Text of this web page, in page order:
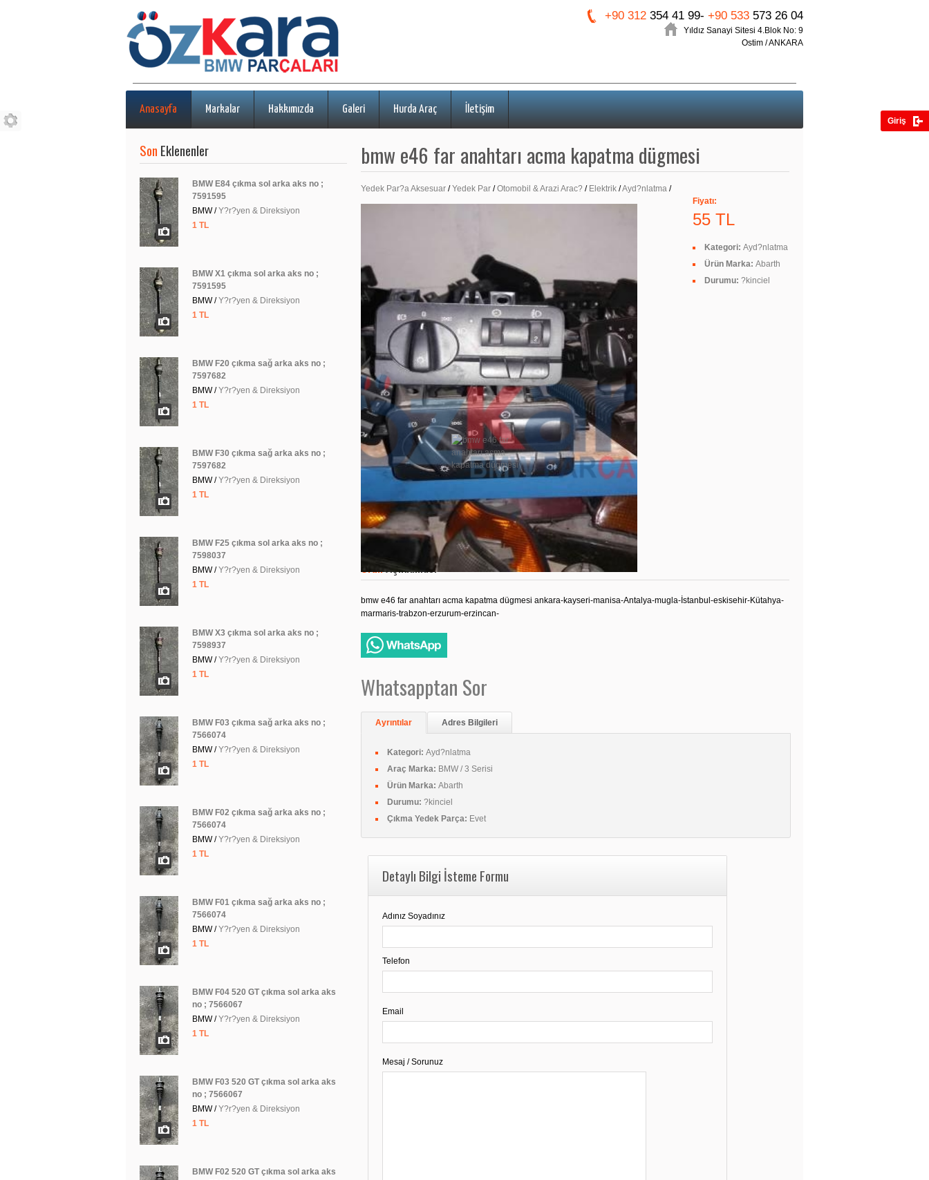
+90 312 354 41 99- +90 533 573 26 04
Yıldız Sanayi Sitesi 4.Blok No: 9
Ostim / ANKARA
Anasayfa Markalar Hakkımızda Galeri Hurda Araç İletişim
bmw e46 far anahtarı acma kapatma dügmesi
Yedek Par?a Aksesuar /Yedek Par /Otomobil & Arazi Arac? / Elektrik /Ayd?nlatma /
Mega Resimler
Fiyatı:
55 TL
Kategori: Ayd?nlatma
Ürün Marka: Abarth
Durumu: ?kinciel
ÜrünAçıklaması
bmw e46 far anahtarı acma kapatma dügmesi ankara-kayseri-manisa-Antalya-mugla-İstanbul-eskisehir-Kütahya-
marmaris-trabzon-erzurum-erzincan-
Whatsapptan Sor
Ayrıntılar Adres Bilgileri
Kategori: Ayd?nlatma
Araç Marka: BMW / 3 Serisi
Ürün Marka: Abarth
Durumu: ?kinciel
Çıkma Yedek Parça: Evet
Detaylı Bilgi İsteme Formu
Adınız Soyadınız
Telefon
Email
Mesaj / Sorunuz
Son Eklenenler
BMW E84 çıkma sol arka aks no ;
7591595
BMW /Y?r?yen & Direksiyon
1 TL
BMW X1 çıkma sol arka aks no ;
7591595
BMW /Y?r?yen & Direksiyon
1 TL
BMW F20 çıkma sağ arka aks no ;
7597682
BMW /Y?r?yen & Direksiyon
1 TL
BMW F30 çıkma sağ arka aks no ;
7597682
BMW /Y?r?yen & Direksiyon
1 TL
BMW F25 çıkma sol arka aks no ;
7598037
BMW /Y?r?yen & Direksiyon
1 TL
BMW X3 çıkma sol arka aks no ;
7598937
BMW /Y?r?yen & Direksiyon
1 TL
BMW F03 çıkma sağ arka aks no ;
7566074
BMW /Y?r?yen & Direksiyon
1 TL
BMW F02 çıkma sağ arka aks no ;
7566074
BMW /Y?r?yen & Direksiyon
1 TL
BMW F01 çıkma sağ arka aks no ;
7566074
BMW /Y?r?yen & Direksiyon
1 TL
BMW F04 520 GT çıkma sol arka aks
no ; 7566067
BMW /Y?r?yen & Direksiyon
1 TL
BMW F03 520 GT çıkma sol arka aks
no ; 7566067
BMW /Y?r?yen & Direksiyon
1 TL
BMW F02 520 GT çıkma sol arka aks
Giriş